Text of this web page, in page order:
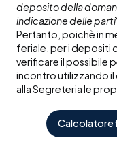
Protocolli di intesa
Convenzioni
Codice etico (PDF)
Bilanci
Regolamento e Statuto
Reclami
save_alt
deposito della
indicazione delle parti
Pertanto, poichè in
feriale, per i depositi
verificare il possibile
incontro utilizzando
alla Segreteria le
Calcolatore